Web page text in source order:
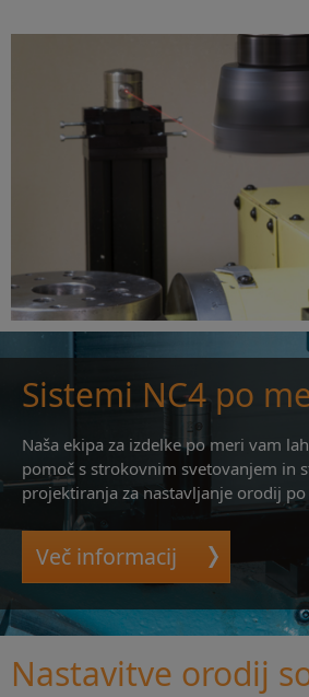
Sistemi NC4 po
Naša ekipa za izdelke po meri vam
pomoč s strokovnim svetovanjem in
projektiranja za nastavljanje orodij
Več informacij
Nastavitve orodij